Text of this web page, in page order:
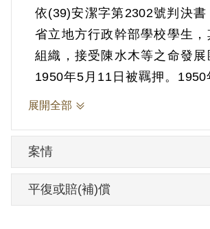
依(39)安潔字第2302號判決書
省立地方行政幹部學校學生，
組織，接受陳水木等之命發展
1950年5月11日被羈押。1950
保安司令部以《懲治叛亂條例
其家屬於1999年11月向補償基
請，2001年5月經第2屆第8次
展開全部
案情
平復或賠(補)償